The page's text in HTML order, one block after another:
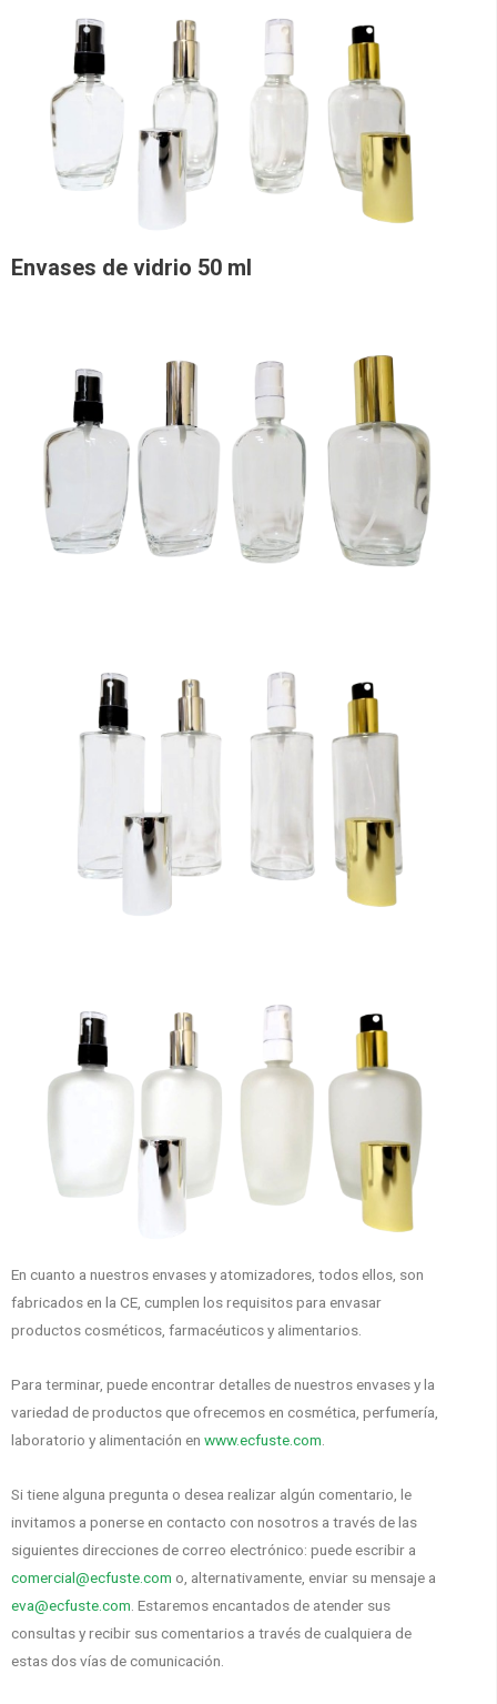
Envases de vidrio 50 ml
En cuanto a nuestros envases y atomizadores, todos ellos, son
fabricados en la CE, cumplen los requisitos para envasar
productos cosméticos, farmacéuticos y alimentarios.
Para terminar, puede encontrar detalles de nuestros envases y la
variedad de productos que ofrecemos en cosmética, perfumería,
laboratorio y alimentación en www.ecfuste.com
Si tiene alguna pregunta o desea realizar algún comentario, le
invitamos a ponerse en contacto con nosotros a través de las
siguientes direcciones de correo electrónico: puede escribir a
comercial@ecfuste.com o, alternativamente, enviar su mensaje a
eva@ecfuste.com . Estaremos encantados de atender sus
consultas y recibir sus comentarios a través de cualquiera de
estas dos vías de comunicación.